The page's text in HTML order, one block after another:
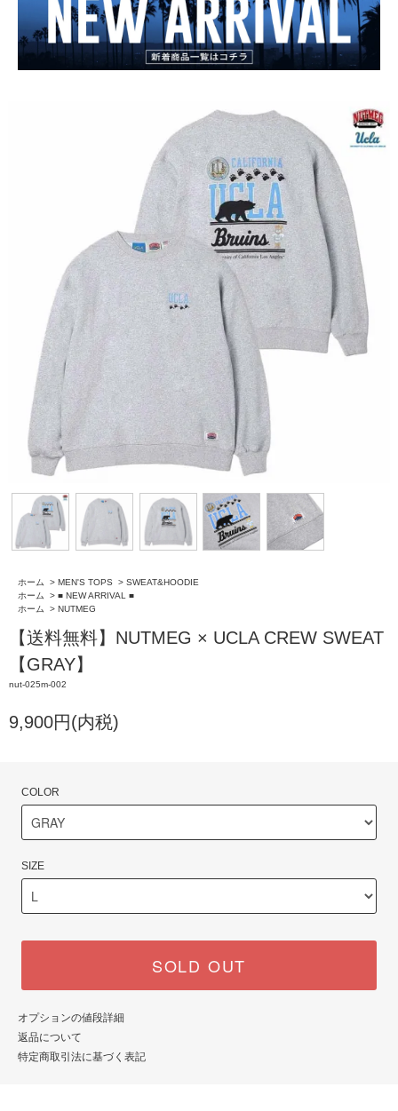
ホーム > MEN'S TOPS > SWEAT&HOODIE
ホーム
> ■ NEW ARRIVAL ■
ホーム
> NUTMEG
【送料無料】NUTMEG × UCLA CREW SWEAT
【GRAY】
nut-025m-002
9,900円(内税)
COLOR
SIZE
SOLD OUT
オプションの値段詳細
返品について
特定商取引法に基づく表記